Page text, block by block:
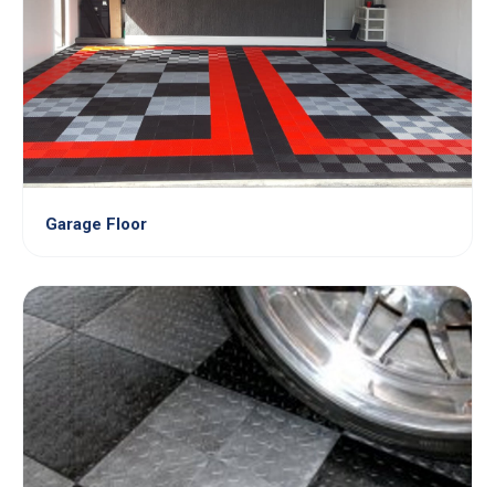
Garage Floor